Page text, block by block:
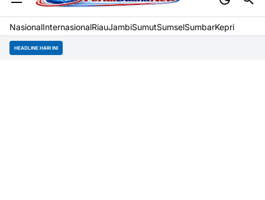
NasionalInternasionalRiauJambiSumutSumselSumbarKepri
HEADLINE HARI INI